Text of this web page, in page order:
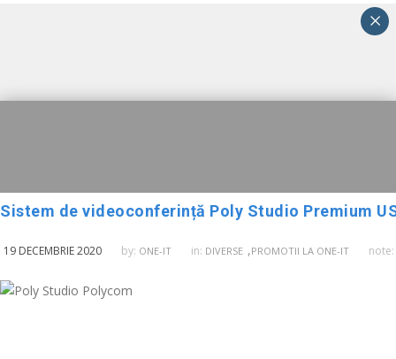
Sistem de videoconferință Poly Studio Premium
19 DECEMBRIE 2020 by: ONE-IT in: DIVERSE ,PROMOTII LA ONE-IT note:
×